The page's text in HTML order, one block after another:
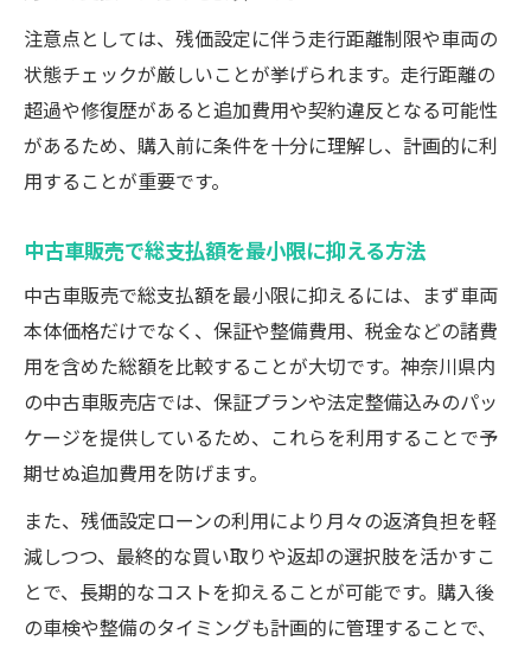
注意点としては、残価設定に伴う走行距離制限や車両の
状態チェックが厳しいことが挙げられます。走行距離の
超過や修復歴があると追加費用や契約違反となる可能性
があるため、購入前に条件を十分に理解し、計画的に利
用することが重要です。
中古車販売で総支払額を最小限に抑える方法
中古車販売で総支払額を最小限に抑えるには、まず車両
本体価格だけでなく、保証や整備費用、税金などの諸費
用を含めた総額を比較することが大切です。神奈川県内
の中古車販売店では、保証プランや法定整備込みのパッ
ケージを提供しているため、これらを利用することで予
期せぬ追加費用を防げます。
また、残価設定ローンの利用により月々の返済負担を軽
減しつつ、最終的な買い取りや返却の選択肢を活かすこ
とで、長期的なコストを抑えることが可能です。購入後
の車検や整備のタイミングも計画的に管理することで、